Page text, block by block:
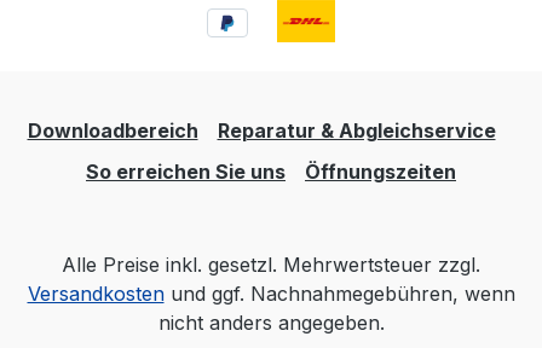
Downloadbereich
Reparatur & Abgleichservice
So erreichen Sie uns
Öffnungszeiten
Alle Preise inkl. gesetzl. Mehrwertsteuer zzgl.
Versandkostenund ggf. Nachnahmegebühren, wenn
nicht anders angegeben.